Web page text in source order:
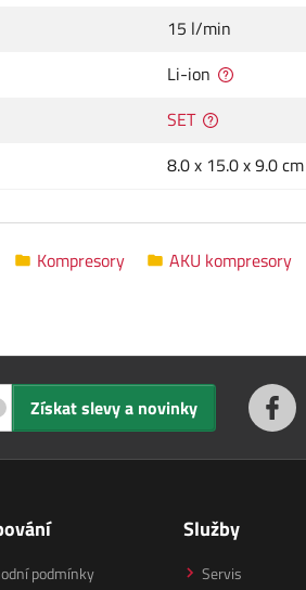
15 l/min
Li-ion
SET
8.0 x 15.0 x 9.0 cm
Kompresory AKU kompresory
Získat slevy a novinky
podmínky
Služby
Servis